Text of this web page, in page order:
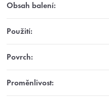
Obsah balení:
Použití:
Povrch:
Proměnlivost: